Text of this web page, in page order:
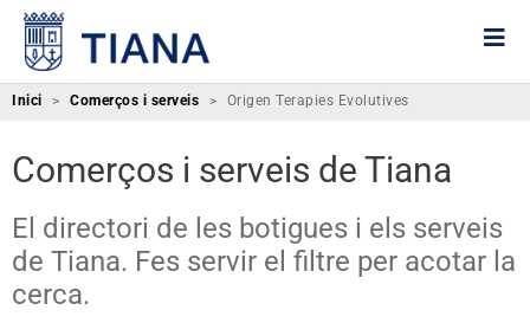
Inici > Comerços i serveis > Origen Terapies Evolutives
Comerços i serveis de Tiana
El directori de les botigues i els serveis
de Tiana. Fes servir el filtre per acotar la
cerca.